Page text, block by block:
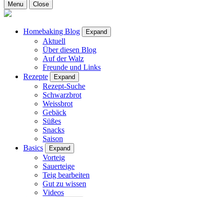
Menu Close
Homebaking Blog Expand
Aktuell
Über diesen Blog
Auf der Walz
Freunde und Links
Rezepte
Expand
Rezept-Suche
Schwarzbrot
Weissbrot
Gebäck
Süßes
Snacks
Saison
Basics
Expand
Vorteig
Sauerteige
Teig bearbeiten
Gut zu wissen
Videos